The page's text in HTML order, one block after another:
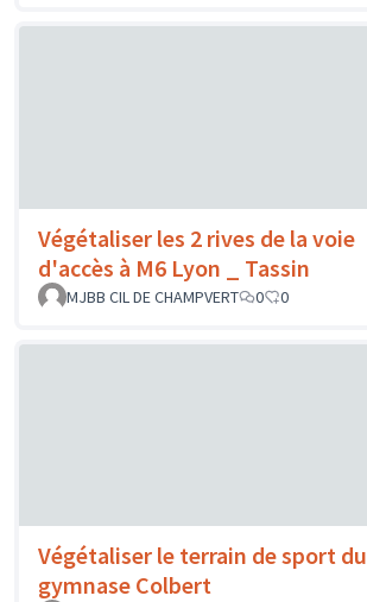
Végétaliser les 2 rives de la voie
d'accès à M6 Lyon _ Tassin
MJBB CIL DE CHAMPVERT
0 0
Végétaliser le terrain de sport du
gymnase Colbert